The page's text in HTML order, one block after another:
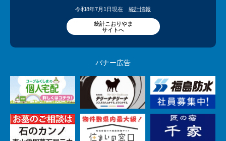
令和8年7月1日現在 統計情報
統計こおりやま
サイトへ
バナー広告